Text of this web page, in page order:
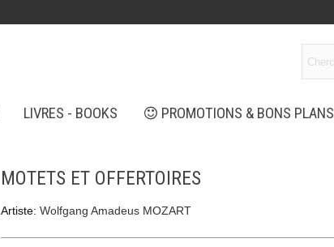
LIVRES - BOOKS PROMOTIONS & BONS PLANS
MOTETS ET OFFERTOIRES
Artiste: Wolfgang Amadeus MOZART